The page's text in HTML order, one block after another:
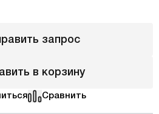
запрос
в корзину
Сравнить